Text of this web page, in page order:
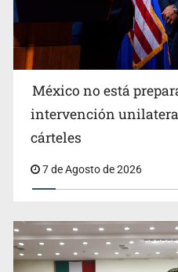
Desapariciones en Jalisco,
México no está
intervención
cárteles
7 de Agosto de 2026